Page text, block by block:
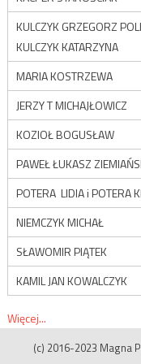
KULCZYK GRZEGORZ
KULCZYK KATARZYNA
MARIA KOSTRZEWA
JERZY T MICHAJŁOWICZ
KOZIOŁ BOGUSŁAW
PAWEŁ ŁUKASZ
POTERA LIDIA i POTERA
NIEMCZYK MICHAŁ
SŁAWOMIR PIĄTEK
KAMIL JAN KOWALCZYK
Więcej...
(c) 2016-2023 Magna